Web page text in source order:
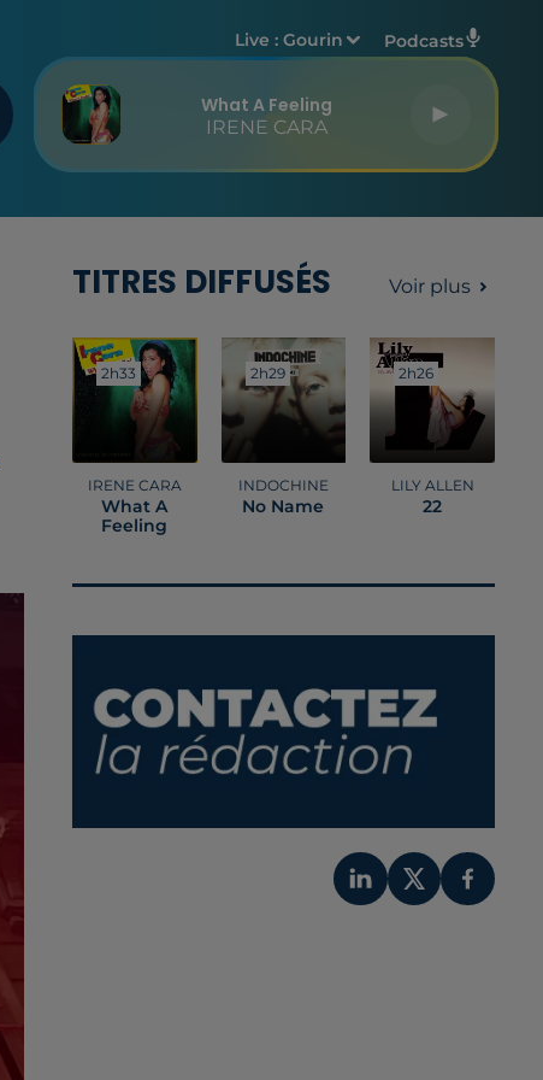
Live :Gourin Podcasts
What A Feeling
IRENE CARA
TITRES DIFFUSÉS Voir plus
2h33
2h33
IRENE CARA
What A
Feeling
2h29
2h29
INDOCHINE
No Name
2h26
2h26
LILY ALLEN
22